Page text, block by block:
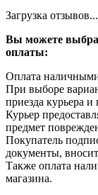
Загрузка отзывов...
Вы можете
оплаты:
Оплата
При выборе
приезда курьера и
Курьер
предмет
Покупатель
документы,
Также оплата
магазина.